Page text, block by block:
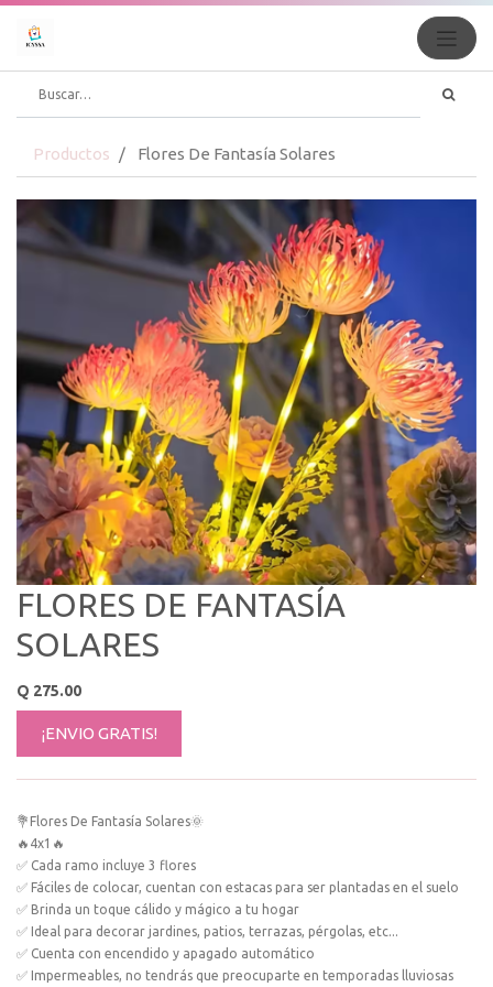
Productos Flores De Fantasía Solares
FLORES DE FANTASÍA
SOLARES
Q 275.00
¡ENVIO GRATIS!
💐Flores De Fantasía Solares🌞
🔥4x1🔥
✅ Cada ramo incluye 3 flores
✅ Fáciles de colocar, cuentan con estacas para ser plantadas en el suelo
✅ Brinda un toque cálido y mágico a tu hogar
✅ Ideal para decorar jardines, patios, terrazas, pérgolas, etc...
✅ Cuenta con encendido y apagado automático
✅ Impermeables, no tendrás que preocuparte en temporadas lluviosas